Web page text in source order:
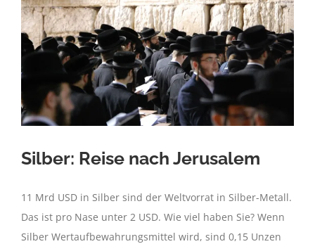
Silber: Reise nach Jerusalem
11 Mrd USD in Silber sind der Weltvorrat in Silber-Metall.
Das ist pro Nase unter 2 USD. Wie viel haben Sie? Wenn
Silber Wertaufbewahrungsmittel wird, sind 0,15 Unzen